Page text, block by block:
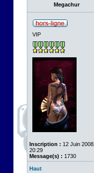
Megachur
VIP
Inscription : 12 Juin 2008,
20:29
Message(s) : 1730
Haut